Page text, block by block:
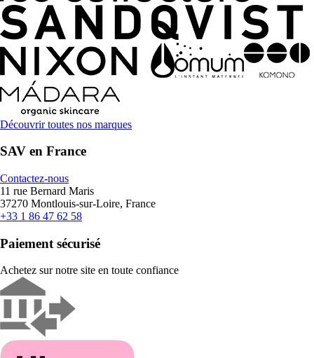
Découvrir toutes nos marques
SAV en France
Contactez-nous
11 rue Bernard Maris
37270 Montlouis-sur-Loire, France
+33 1 86 47 62 58
Paiement sécurisé
Achetez sur notre site en toute confiance